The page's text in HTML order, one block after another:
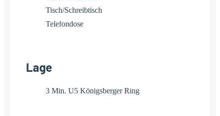
Tisch/Schreibtisch
Telefondose
Lage
3 Min. U5 Königsberger Ring